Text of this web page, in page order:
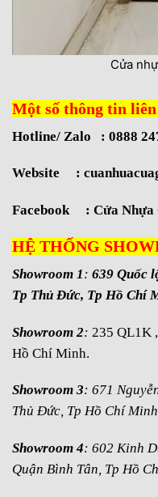
Cửa
Một số thông tin liên
Hotline/ Zalo : 0888
Website :
Facebook : Cửa Nhựa
HỆ THỐNG
Showroom 1: 639 Quốc
Tp Thủ Đức, Tp Hồ Chí
Showroom 2: 235 QL1K
Hồ Chí Minh.
Showroom 3: 671
Thủ Đức, Tp Hồ Chí
Showroom 4: 602 Kinh
Quận Bình Tân, Tp Hồ